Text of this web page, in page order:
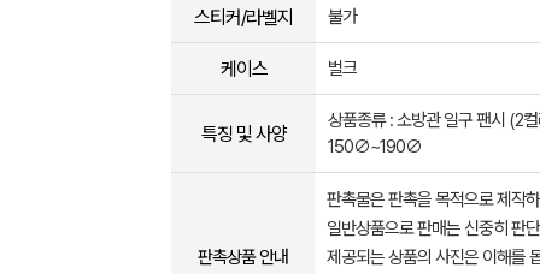
스티커/라벨지 불가
케이스 벌크
특징 및 사양
상품종류 : 소방관 일구 팬시 (2
150∅~190∅
판촉상품 안내
판촉물은 판촉을 목적으로 제작
일반상품으로 판매는 신중히 판
제공되는 상품의 사진은 이해를